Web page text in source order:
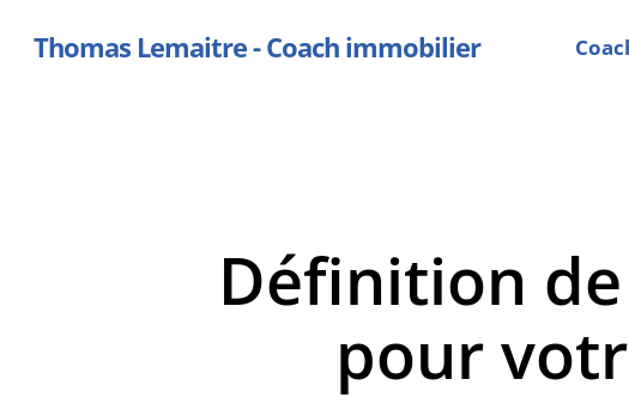
Thomas Lemaitre - Coach immobilier
Définition
pour